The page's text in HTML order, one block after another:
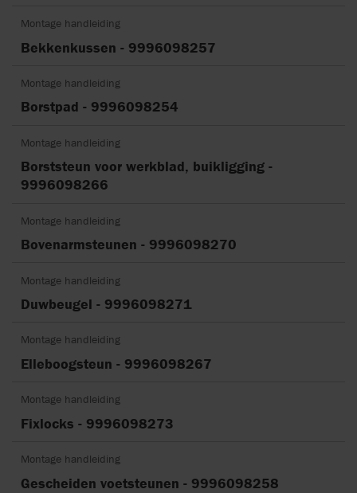
Montage handleiding
Bekkenkussen - 9996098257
Montage handleiding
Borstpad - 9996098254
Montage handleiding
Borststeun voor werkblad, buikligging -
9996098266
Montage handleiding
Bovenarmsteunen - 9996098270
Montage handleiding
Duwbeugel - 9996098271
Montage handleiding
Elleboogsteun - 9996098267
Montage handleiding
Fixlocks - 9996098273
Montage handleiding
Gescheiden voetsteunen - 9996098258